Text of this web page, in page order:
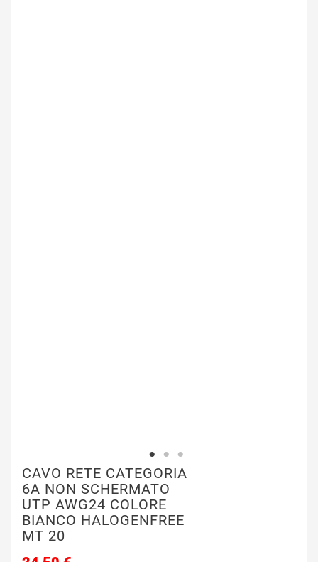
CAVO RETE CATEGORIA
6A NON SCHERMATO
UTP AWG24 COLORE
BIANCO HALOGENFREE
MT 20